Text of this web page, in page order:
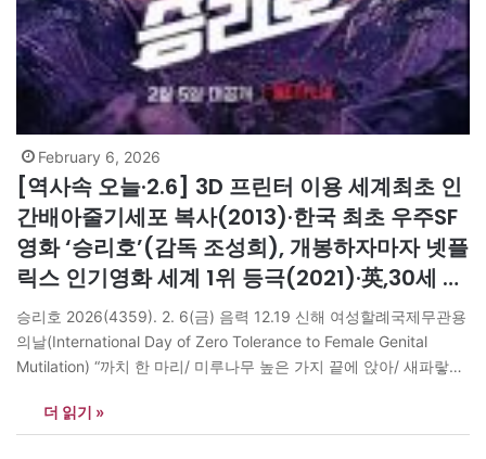
February 6, 2026
[역사속 오늘·2.6] 3D 프린터 이용 세계최초 인
간배아줄기세포 복사(2013)·한국 최초 우주SF
영화 ‘승리호’(감독 조성희), 개봉하자마자 넷플
릭스 인기영화 세계 1위 등극(2021)·英,30세 이
상 여성에 투표권(1918)·엘리자베스 2세(25살)
즉위(1952)
승리호 2026(4359). 2. 6(금) 음력 12.19 신해 여성할례국제무관용
의날(International Day of Zero Tolerance to Female Genital
Mutilation) “까치 한 마리/ 미루나무 높은 가지 끝에 앉아/ 새파랗게
오를 것인가./ 문 열어라, 하늘아./ 바위도 벼락 맞아 깨진 틈새에서/
난초 꽃 대궁을 밀어올린다./ 문 열어라, 하늘아.”…
더 읽기 »